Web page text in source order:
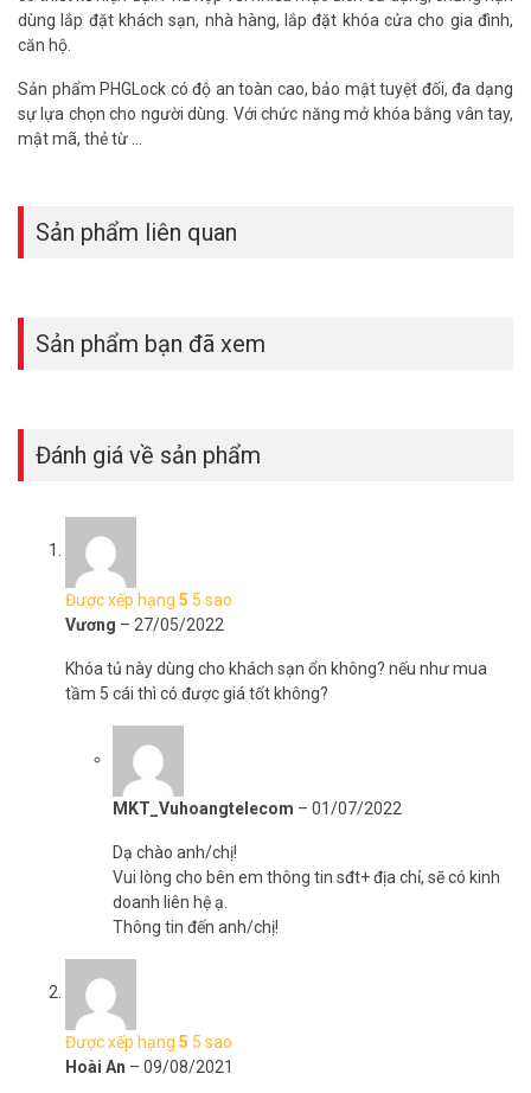
dùng lắp đặt khách sạn, nhà hàng, lắp đặt khóa cửa cho gia đình,
căn hộ.
Sản phẩm PHGLock có độ an toàn cao, bảo mật tuyệt đối, đa dạng
sự lựa chọn cho người dùng. Với chức năng mở khóa bằng vân tay,
mật mã, thẻ từ …
Sản phẩm liên quan
Sản phẩm bạn đã xem
Đánh giá về sản phẩm
Được xếp hạng 5 5 sao
Vương – 27/05/2022
Khóa tủ này dùng cho khách sạn ổn không? nếu như mua
tầm 5 cái thì có được giá tốt không?
MKT_Vuhoangtelecom – 01/07/2022
Dạ chào anh/chị!
Vui lòng cho bên em thông tin sđt+ địa chỉ, sẽ có kinh
doanh liên hệ ạ.
Thông tin đến anh/chị!
Được xếp hạng 5 5 sao
Hoài An – 09/08/2021